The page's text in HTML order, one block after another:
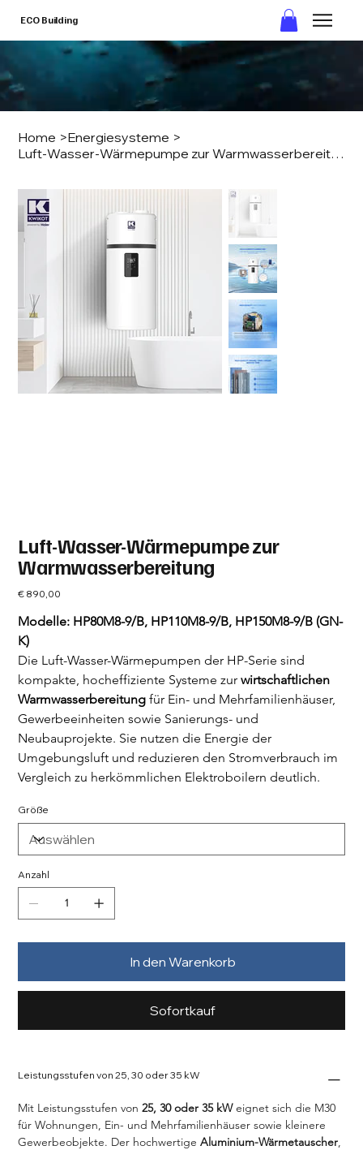
ECO Building
Home >Energiesysteme >
Luft-Wasser-Wärmepumpe zur Warmwasserbereitung
Luft-Wasser-Wärmepumpe zur
Warmwasserbereitung
Preis
€ 890,00
Modelle: HP80M8-9/B, HP110M8-9/B, HP150M8-9/B (GN-
K)
Die Luft-Wasser-Wärmepumpen der HP-Serie sind
kompakte, hocheffiziente Systeme zur wirtschaftlichen
Warmwasserbereitung für Ein- und Mehrfamilienhäuser,
Gewerbeeinheiten sowie Sanierungs- und
Neubauprojekte. Sie nutzen die Energie der
Umgebungsluft und reduzieren den Stromverbrauch im
Vergleich zu herkömmlichen Elektroboilern deutlich.
Größe
Anzahl
In den Warenkorb
Sofortkauf
Leistungsstufen von 25, 30 oder 35 kW
Mit Leistungsstufen von 25, 30 oder 35 kW eignet sich die M30
für Wohnungen, Ein- und Mehrfamilienhäuser sowie kleinere
Gewerbeobjekte. Der hochwertige Aluminium-Wärmetauscher,